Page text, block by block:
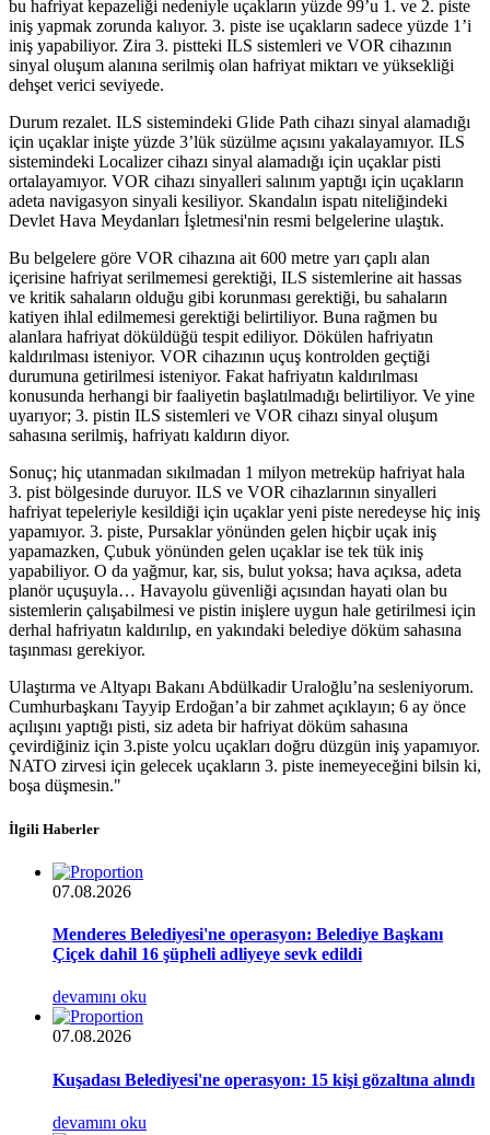
bu hafriyat kepazeliği nedeniyle uçakların yüzde 99’u 1. ve 2. piste
iniş yapmak zorunda kalıyor. 3. piste ise uçakların sadece yüzde 1’i
iniş yapabiliyor. Zira 3. pistteki ILS sistemleri ve VOR cihazının
sinyal oluşum alanına serilmiş olan hafriyat miktarı ve yüksekliği
dehşet verici seviyede.
Durum rezalet. ILS sistemindeki Glide Path cihazı sinyal alamadığı
için uçaklar inişte yüzde 3’lük süzülme açısını yakalayamıyor. ILS
sistemindeki Localizer cihazı sinyal alamadığı için uçaklar pisti
ortalayamıyor. VOR cihazı sinyalleri salınım yaptığı için uçakların
adeta navigasyon sinyali kesiliyor. Skandalın ispatı niteliğindeki
Devlet Hava Meydanları İşletmesi'nin resmi belgelerine ulaştık.
Bu belgelere göre VOR cihazına ait 600 metre yarı çaplı alan
içerisine hafriyat serilmemesi gerektiği, ILS sistemlerine ait hassas
ve kritik sahaların olduğu gibi korunması gerektiği, bu sahaların
katiyen ihlal edilmemesi gerektiği belirtiliyor. Buna rağmen bu
alanlara hafriyat döküldüğü tespit ediliyor. Dökülen hafriyatın
kaldırılması isteniyor. VOR cihazının uçuş kontrolden geçtiği
durumuna getirilmesi isteniyor. Fakat hafriyatın kaldırılması
konusunda herhangi bir faaliyetin başlatılmadığı belirtiliyor. Ve yine
uyarıyor; 3. pistin ILS sistemleri ve VOR cihazı sinyal oluşum
sahasına serilmiş, hafriyatı kaldırın diyor.
Sonuç; hiç utanmadan sıkılmadan 1 milyon metreküp hafriyat hala
3. pist bölgesinde duruyor. ILS ve VOR cihazlarının sinyalleri
hafriyat tepeleriyle kesildiği için uçaklar yeni piste neredeyse hiç iniş
yapamıyor. 3. piste, Pursaklar yönünden gelen hiçbir uçak iniş
yapamazken, Çubuk yönünden gelen uçaklar ise tek tük iniş
yapabiliyor. O da yağmur, kar, sis, bulut yoksa; hava açıksa, adeta
planör uçuşuyla… Havayolu güvenliği açısından hayati olan bu
sistemlerin çalışabilmesi ve pistin inişlere uygun hale getirilmesi için
derhal hafriyatın kaldırılıp, en yakındaki belediye döküm sahasına
taşınması gerekiyor.
Ulaştırma ve Altyapı Bakanı Abdülkadir Uraloğlu’na sesleniyorum.
Cumhurbaşkanı Tayyip Erdoğan’a bir zahmet açıklayın; 6 ay önce
açılışını yaptığı pisti, siz adeta bir hafriyat döküm sahasına
çevirdiğiniz için 3.piste yolcu uçakları doğru düzgün iniş yapamıyor.
NATO zirvesi için gelecek uçakların 3. piste inemeyeceğini bilsin ki,
boşa düşmesin."
İlgili Haberler
07.08.2026
Menderes Belediyesi'ne operasyon: Belediye Başkanı
Çiçek dahil 16 şüpheli adliyeye sevk edildi
devamını oku
07.08.2026
Kuşadası Belediyesi'ne operasyon: 15 kişi gözaltına alındı
devamını oku